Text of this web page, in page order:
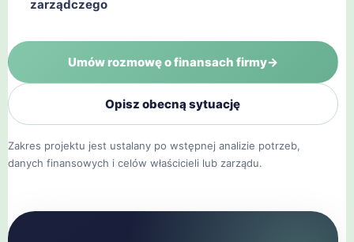
zarządczego
Umów rozmowę o finansach firmy→
Opisz obecną sytuację
Zakres projektu jest ustalany po wstępnej analizie potrzeb,
danych finansowych i celów właścicieli lub zarządu.